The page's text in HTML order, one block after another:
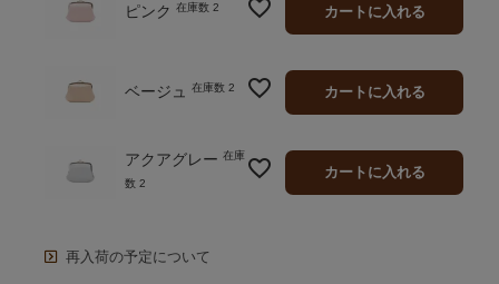
ピンク 在庫数 2 カートに入れる
ベージュ 在庫数 2 カートに入れる
アクアグレー 在庫
数 2
カートに入れる
再入荷の予定について